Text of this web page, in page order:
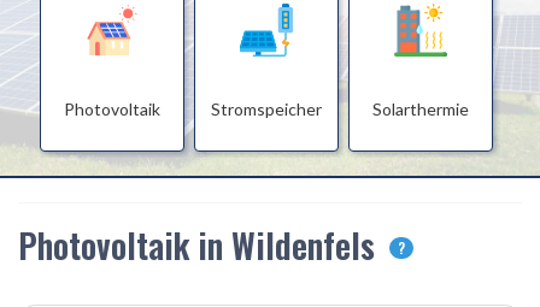
Photovoltaik Stromspeicher Solarthermie
Photovoltaik in Wildenfels ?